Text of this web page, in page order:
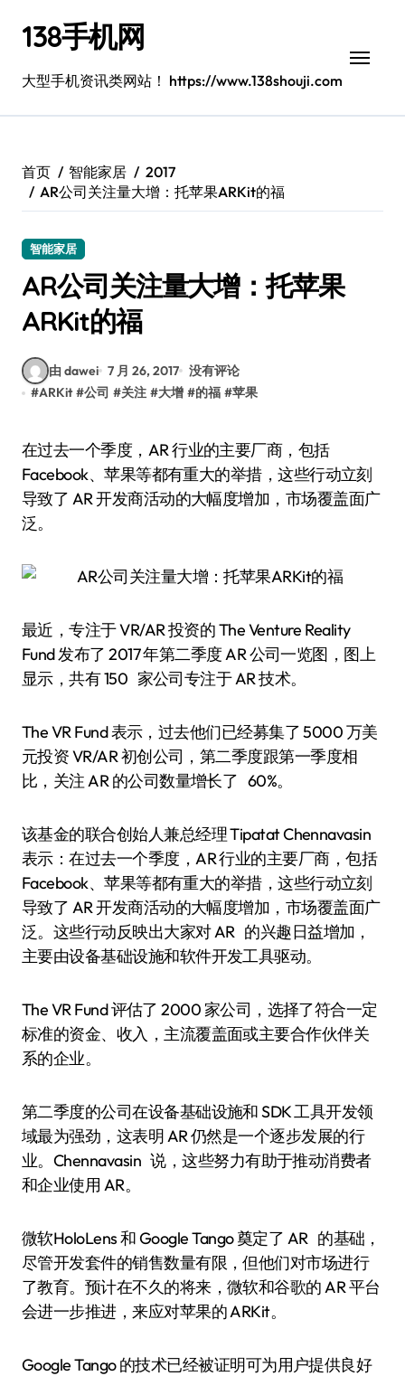
138手机网
大型手机资讯类网站！ https://www.138shouji.com
首页 智能家居
2017
AR公司关注量大增：托苹果ARKit的福
智能家居
AR公司关注量大增：托苹果
ARKit的福
由 dawei 7 月 26, 2017 没有评论
#ARKit #公司 #关注 #大增 #的福 #苹果
在过去一个季度，AR 行业的主要厂商，包括
Facebook、苹果等都有重大的举措，这些行动立刻
导致了 AR 开发商活动的大幅度增加，市场覆盖面广
泛。
最近，专注于 VR/AR 投资的 The Venture Reality
Fund 发布了 2017 年第二季度 AR 公司一览图，图上
显示，共有 150 家公司专注于 AR 技术。
The VR Fund 表示，过去他们已经募集了 5000 万美
元投资 VR/AR 初创公司，第二季度跟第一季度相
比，关注 AR 的公司数量增长了 60%。
该基金的联合创始人兼总经理 Tipatat Chennavasin
表示：在过去一个季度，AR 行业的主要厂商，包括
Facebook、苹果等都有重大的举措，这些行动立刻
导致了 AR 开发商活动的大幅度增加，市场覆盖面广
泛。这些行动反映出大家对 AR 的兴趣日益增加，
主要由设备基础设施和软件开发工具驱动。
The VR Fund 评估了 2000 家公司，选择了符合一定
标准的资金、收入，主流覆盖面或主要合作伙伴关
系的企业。
第二季度的公司在设备基础设施和 SDK 工具开发领
域最为强劲，这表明 AR 仍然是一个逐步发展的行
业。Chennavasin 说，这些努力有助于推动消费者
和企业使用 AR。
微软HoloLens 和 Google Tango 奠定了 AR 的基础，
尽管开发套件的销售数量有限，但他们对市场进行
了教育。预计在不久的将来，微软和谷歌的 AR 平台
会进一步推进，来应对苹果的 ARKit。
Google Tango 的技术已经被证明可为用户提供良好